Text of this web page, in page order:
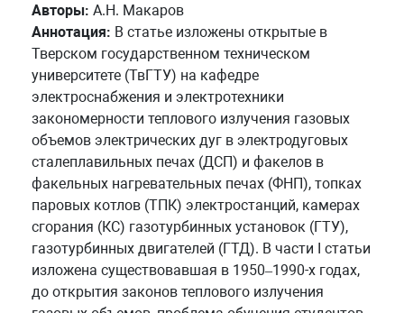
Авторы: А.Н. Макаров
Аннотация: В статье изложены открытые в
Тверском государственном техническом
университете (ТвГТУ) на кафедре
электроснабжения и электротехники
закономерности теплового излучения газовых
объемов электрических дуг в электродуговых
сталеплавильных печах (ДСП) и факелов в
факельных нагревательных печах (ФНП), топках
паровых котлов (ТПК) электростанций, камерах
сгорания (КС) газотурбинных установок (ГТУ),
газотурбинных двигателей (ГТД). В части I статьи
изложена существовавшая в 1950–1990-х годах,
до открытия законов теплового излучения